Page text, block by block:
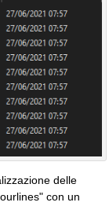
delle
con un